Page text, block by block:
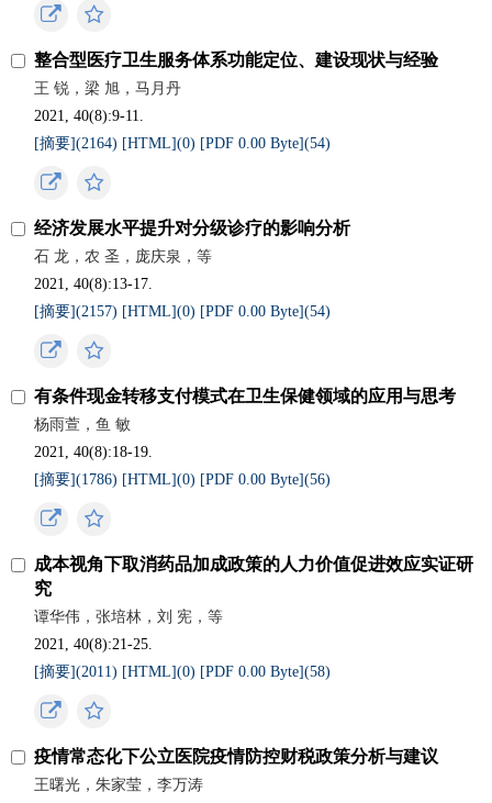
整合型医疗卫生服务体系功能定位、建设现状与经验
王 锐，梁 旭，马月丹
2021, 40(8):9-11.
[摘要](2164) [HTML](0) [PDF 0.00 Byte](54)
经济发展水平提升对分级诊疗的影响分析
石 龙，农 圣，庞庆泉，等
2021, 40(8):13-17.
[摘要](2157) [HTML](0) [PDF 0.00 Byte](54)
有条件现金转移支付模式在卫生保健领域的应用与思考
杨雨萱，鱼 敏
2021, 40(8):18-19.
[摘要](1786) [HTML](0) [PDF 0.00 Byte](56)
成本视角下取消药品加成政策的人力价值促进效应实证研
究
谭华伟，张培林，刘 宪，等
2021, 40(8):21-25.
[摘要](2011) [HTML](0) [PDF 0.00 Byte](58)
疫情常态化下公立医院疫情防控财税政策分析与建议
王曙光，朱家莹，李万涛